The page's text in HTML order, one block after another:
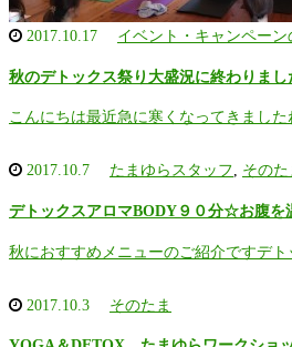
2017.10.17 イベント・キャンペー
秋のデトックス祭り大盛況に終わりまし
こんにちは最近急に寒くなってきまし
2017.10.7 たまゆらスタッフ, そのた
デトックスアロマBODY９０分☆お腹を
秋におすすめメニューのご紹介ですデ
2017.10.3 そのたま